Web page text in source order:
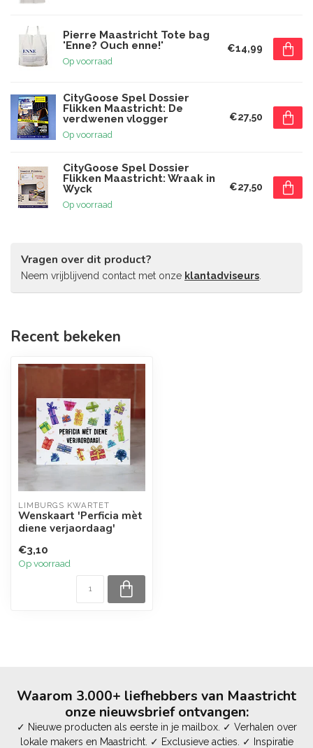
Pierre Maastricht Tote bag
'Enne? Ouch enne!'
Op voorraad
€14,99
CityGoose Spel Dossier
Flikken Maastricht: De
verdwenen vlogger
Op voorraad
€27,50
CityGoose Spel Dossier
Flikken Maastricht: Wraak in
Wyck
Op voorraad
€27,50
Vragen over dit product?
Neem vrijblijvend contact met onze klantadviseurs
Recent bekeken
LIMBURGS KWARTET
Wenskaart 'Perficia mèt
diene verjaordaag'
€3,10
Op voorraad
Waarom 3.000+ liefhebbers van Maastricht
onze nieuwsbrief ontvangen:
✓ Nieuwe producten als eerste in je mailbox. ✓ Verhalen over
lokale makers en Maastricht. ✓ Exclusieve acties. ✓ Inspiratie